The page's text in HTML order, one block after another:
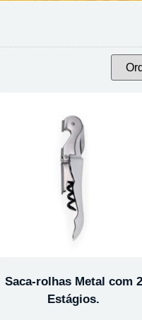
Saca-rolhas Metal com 2
Estágios.